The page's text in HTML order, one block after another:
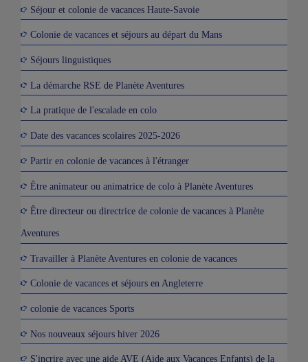
Séjour et colonie de vacances Haute-Savoie
Colonie de vacances et séjours au départ du Mans
Séjours linguistiques
La démarche RSE de Planète Aventures
La pratique de l'escalade en colo
Date des vacances scolaires 2025-2026
Partir en colonie de vacances à l'étranger
Être animateur ou animatrice de colo à Planète Aventures
Être directeur ou directrice de colonie de vacances à Planète
Aventures
Travailler à Planète Aventures en colonie de vacances
Colonie de vacances et séjours en Angleterre
colonie de vacances Sports
Nos nouveaux séjours hiver 2026
S'incrire avec une aide AVE (Aide aux Vacances Enfants) de la